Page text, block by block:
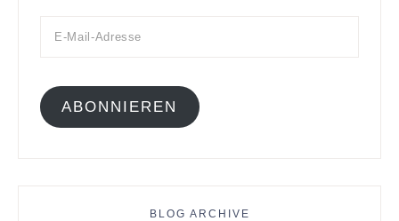
ABONNIEREN
BLOG ARCHIVE